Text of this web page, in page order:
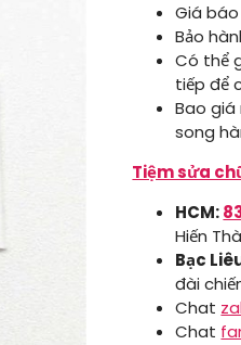
Giá
Bảo
Có thể
tiếp để
Bao
song
Tiệm sửa
HCM:
Hiến
Bạc
đài
Chat
Chat